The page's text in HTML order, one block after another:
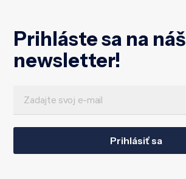
Prihláste sa na náš
newsletter!
*
*
E
m
Prihlásiť sa